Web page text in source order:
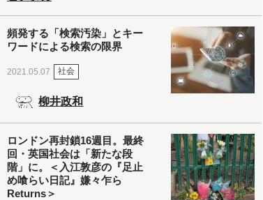
頻発する「検索汚染」とキー
ワードによる検索の限界
2021.05.07 社会
柳井政和
ロンドン再封鎖16週目。最終
回・英国社会は「新たな段
階」に。＜入江敦彦の『足止
め喰らい日記』嫌々乍ら
Returns＞